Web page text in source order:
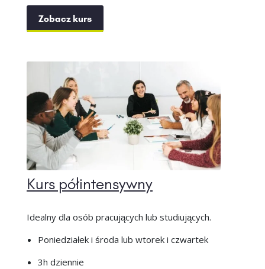
Zobacz kurs
Kurs półintensywny
Idealny dla osób pracujących lub studiujących.
Poniedziałek i środa lub wtorek i czwartek
3h dziennie